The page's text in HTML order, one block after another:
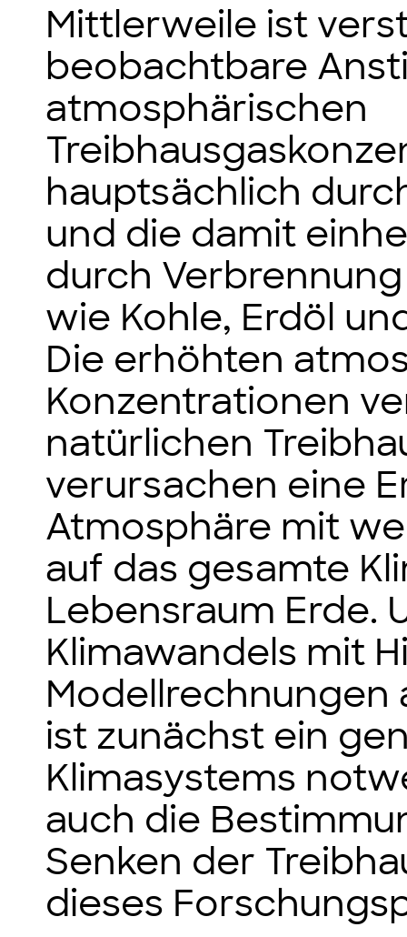
Mittlerweile ist
beobachtbare
atmosphärischen
hauptsächlich
und die damit
durch
wie Kohle, Erdöl
Die erhöhten
Konzentrationen
natürlichen
verursachen eine
Atmosphäre mit
auf das gesamte
Lebensraum Erde.
Klimawandels mit
Modellrechnungen
ist zunächst ein
Klimasystems
auch die
Senken der
dieses